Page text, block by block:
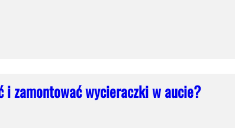
i zamontować wycieraczki w aucie?